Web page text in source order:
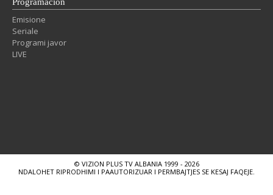
Emisione
Seriale
Programi javor
LIVE
© VIZION PLUS TV ALBANIA 1999 - 2026
NDALOHET RIPRODHIMI I PAAUTORIZUAR I PERMBAJTJES SE KESAJ FAQEJE.